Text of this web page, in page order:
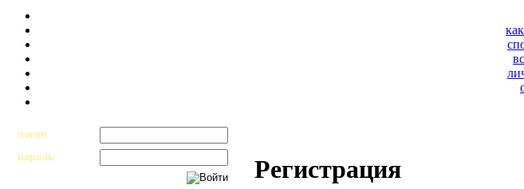
логин
пароль
Регистрация